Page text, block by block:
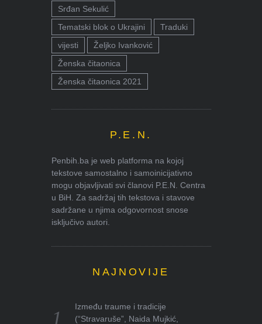
Srđan Sekulić
Tematski blok o Ukrajini
Traduki
vijesti
Željko Ivanković
Ženska čitaonica
Ženska čitaonica 2021
P.E.N.
Penbih.ba je web platforma na kojoj
tekstove samostalno i samoinicijativno
mogu objavljivati svi članovi P.E.N. Centra
u BiH. Za sadržaj tih tekstova i stavove
sadržane u njima odgovornost snose
isključivo autori.
NAJNOVIJE
Između traume i tradicije
(“Stravaruše”, Naida Mujkić,